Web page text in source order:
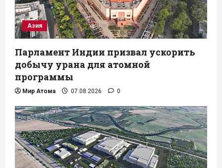
Азия
Парламент Индии призвал ускорить
добычу урана для атомной
программы
Мир Атома 07.08.2026 0